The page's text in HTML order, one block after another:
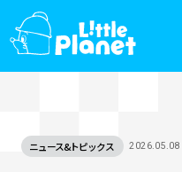
ニュース&トピックス 2026.05.08